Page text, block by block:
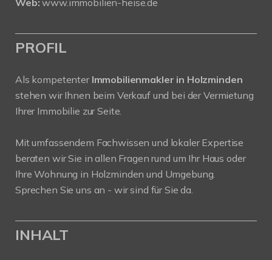
Web: www.immobilien-heise.de
PROFIL
Als kompetenter Immobilienmakler in Holzminden
stehen wir Ihnen beim Verkauf und bei der Vermietung
Ihrer Immobilie zur Seite.
Mit umfassendem Fachwissen und lokaler Expertise
beraten wir Sie in allen Fragen rund um Ihr Haus oder
Ihre Wohnung in Holzminden und Umgebung.
Sprechen Sie uns an - wir sind für Sie da.
INHALT